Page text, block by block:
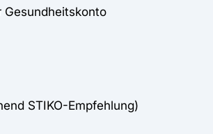
Gesundheitskonto
STIKO-Empfehlung)